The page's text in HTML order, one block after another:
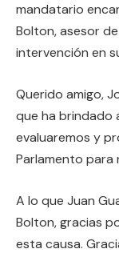
mandatario
Bolton, asesor
intervención en
Querido amigo,
que ha brindado
evaluaremos y
Parlamento para
A lo que Juan
Bolton, gracias
esta causa.